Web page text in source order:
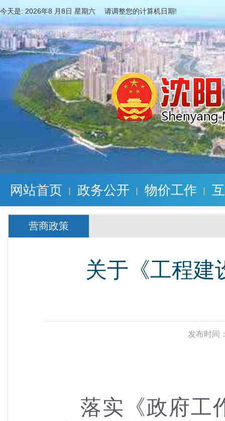
今天是: 2026年8 月8日 星期六 请调整您的计算机日期!
网站首页 政务公开 物价工作
营商政策
关于《工程建
发布时间
落实《政府工